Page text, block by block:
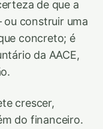
de que a
ou construir uma
concreto; é
da AACE,
crescer,
do financeiro.